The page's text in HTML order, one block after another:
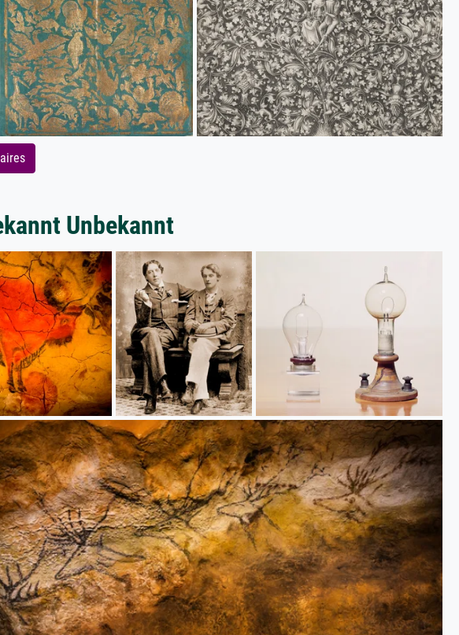
Unbekannt